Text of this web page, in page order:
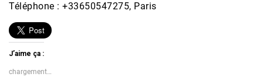
Téléphone : +33650547275, Paris
J’aime ça :
chargement…